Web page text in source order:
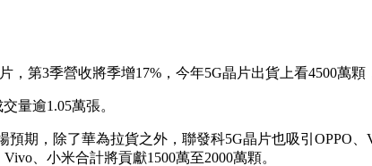
第3季營收將季增17%，今年5G晶片出貨上看4500萬顆
量逾1.05萬張。
期，除了華為拉貨之外，聯發科5G晶片也吸引OPPO
、小米合計將貢獻1500萬至2000萬顆。